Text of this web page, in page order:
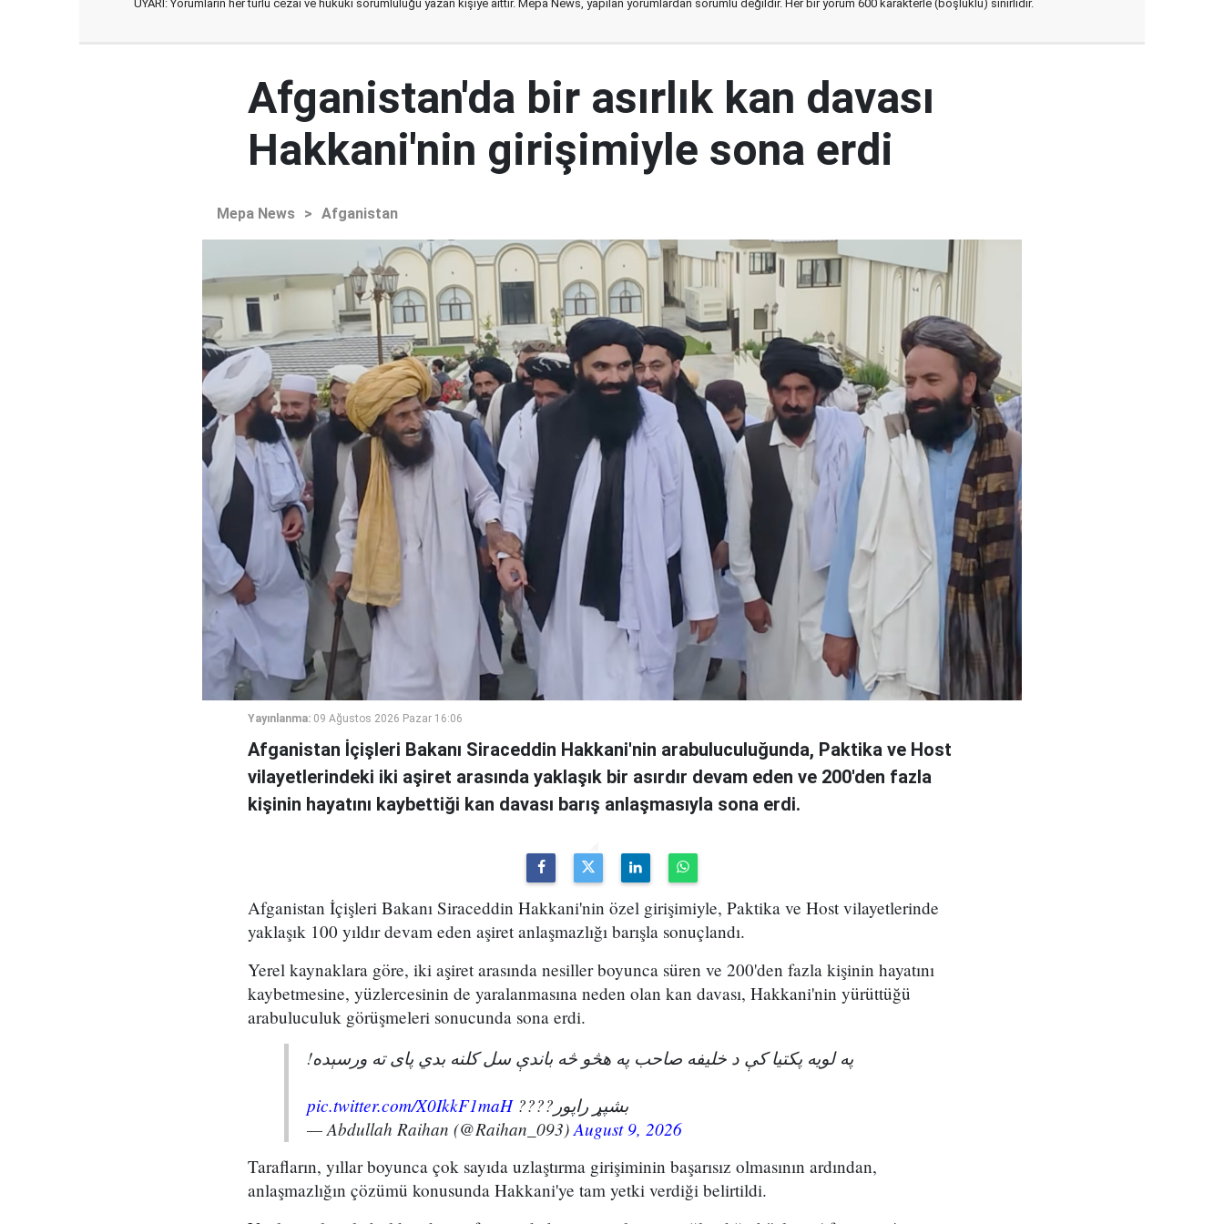
UYARI: Yorumların her türlü cezai ve hukuki sorumluluğu yazan kişiye aittir. Mepa News, yapılan yorumlardan sorumlu değildir. Her bir yorum 600 karakterle (boşluklu) sınırlıdır.
Afganistan'da bir asırlık kan davası
Hakkani'nin girişimiyle sona erdi
Mepa News > Afganistan
Yayınlanma: 09 Ağustos 2026 Pazar 16:06
Afganistan İçişleri Bakanı Siraceddin Hakkani'nin arabuluculuğunda, Paktika ve Host
vilayetlerindeki iki aşiret arasında yaklaşık bir asırdır devam eden ve 200'den fazla
kişinin hayatını kaybettiği kan davası barış anlaşmasıyla sona erdi.
Afganistan İçişleri Bakanı Siraceddin Hakkani'nin özel girişimiyle, Paktika ve Host vilayetlerinde
yaklaşık 100 yıldır devam eden aşiret anlaşmazlığı barışla sonuçlandı.
Yerel kaynaklara göre, iki aşiret arasında nesiller boyunca süren ve 200'den fazla kişinin hayatını
kaybetmesine, yüzlercesinin de yaralanmasına neden olan kan davası, Hakkani'nin yürüttüğü
arabuluculuk görüşmeleri sonucunda sona erdi.
په لویه پکتیا کې د خلیفه صاحب په هڅو څه باندې سل کلنه بدي پای ته ورسېده!
بشپړ راپور????pic.twitter.com/X0IkkF1maH
— Abdullah Raihan (@Raihan_093)August 9, 2026
Tarafların, yıllar boyunca çok sayıda uzlaştırma girişiminin başarısız olmasının ardından,
anlaşmazlığın çözümü konusunda Hakkani'ye tam yetki verdiği belirtildi.